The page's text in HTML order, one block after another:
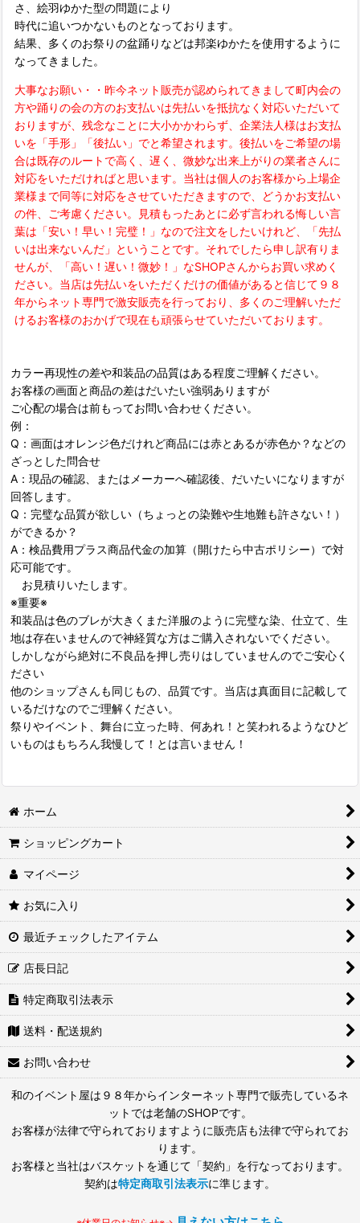
さ、絵羽ゆかた型の問題により
時代に追いつかないものとなっております。
結果、多くのお祭りの盆踊りなどは邦楽ゆかたを使用するように
なってきました。
大事なお願い・・昨今ネット販売が認められてきまして町内会の
方や踊りの会の方のお支払いは先払いを抵抗なく対応いただいて
おりますが、残念なことに大小かかわらず、企業法人様はお支払
いを「手形」「後払い」でと希望されます。後払いをご希望の場
合は既存のルートで高く、遅く、微妙な出来上がりの業者さんに
対応をいただければと思います。当社は個人のお客様から上場企
業様まで同等に対応をさせていただきますので、どうかお支払い
の件、ご考慮ください。見積もったあとに必ず言われる悔しい言
葉は「安い！早い！完璧！」なので注文をしたいけれど、「先払
いは出来ないんだ」ということです。それでしたら申し訳有りま
せんが、「高い！遅い！微妙！」なSHOPさんからお買い求めく
ださい。当店は先払いをいただくだけの価値があると信じて９８
年からネット専門で激安販売を行っており、多くのご理解いただ
けるお客様のおかげで現在も頑張らせていただいております。
カラー再現性の差や和装品の品質はある程度ご理解ください。
お客様の画面と商品の差はだいたい強弱ありますが
ご心配の場合は前もってお問い合わせください。
例：
Q：画面はオレンジ色だけれど商品には赤とあるが赤色か？などの
ざっとした問合せ
A：現品の確認、またはメーカーへ確認後、だいたいになりますが
回答します。
Q：完璧な品質が欲しい（ちょっとの染難や生地難も許さない！）
ができるか？
A：検品費用プラス商品代金の加算（開けたら中古ポリシー）で対
応可能です。
お見積りいたします。
※重要※
和装品は色のブレが大きくまた洋服のように完璧な染、仕立て、生
地は存在いませんので神経質な方はご購入されないでください。
しかしながら絶対に不良品を押し売りはしていませんのでご安心く
ださい
他のショップさんも同じもの、品質です。当店は真面目に記載して
いるだけなのでご理解ください。
祭りやイベント、舞台に立った時、何あれ！と笑われるようなひど
いものはもちろん我慢して！とは言いません！
ホーム
ショッピングカート
マイページ
お気に入り
最近チェックしたアイテム
店長日記
特定商取引法表示
送料・配送規約
お問い合わせ
和のイベント屋は９８年からインターネット専門で販売しているネ
ットでは老舗のSHOPです。
お客様が法律で守られておりますように販売店も法律で守られてお
ります。
お客様と当社はバスケットを通じて「契約」を行なっております。
契約は特定商取引法表示に準じます。